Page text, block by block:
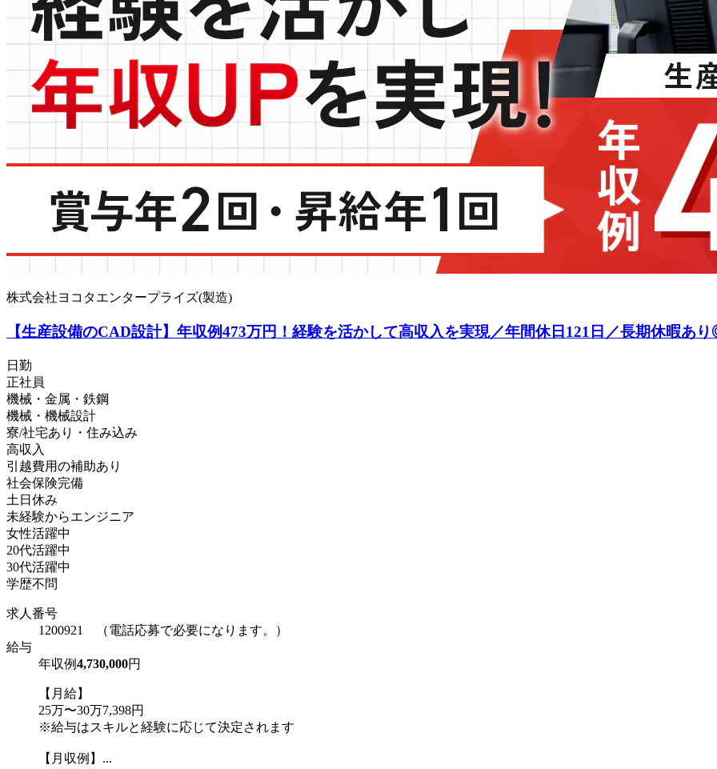
株式会社ヨコタエンタープライズ(製造)
【生産設備のCAD設計】年収例473万円！経験を活かして高収入を実現／年間休日121日／長期休暇あ
日勤
正社員
機械・金属・鉄鋼
機械・機械設計
寮/社宅あり・住み込み
高収入
引越費用の補助あり
社会保険完備
土日休み
未経験からエンジニア
女性活躍中
20代活躍中
30代活躍中
学歴不問
求人番号
1200921 （電話応募で必要になります。）
給与
年収例4,730,000円
【月給】
25万〜30万7,398円
※給与はスキルと経験に応じて決定されます
【月収例】...